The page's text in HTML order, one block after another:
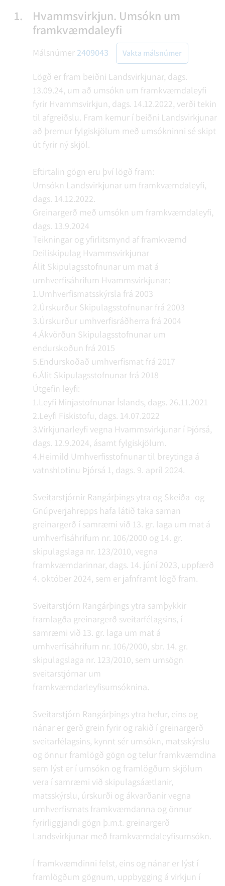
1.
Hvammsvirkjun. Umsókn um
framkvæmdaleyfi
Málsnúmer 2409043 Vakta málsnúmer
Lögð er fram beiðni Landsvirkjunar, dags.
13.09.24, um að umsókn um framkvæmdaleyfi
fyrir Hvammsvirkjun, dags. 14.12.2022, verði tekin
til afgreiðslu. Fram kemur í beiðni Landsvirkjunar
að þremur fylgiskjölum með umsókninni sé skipt
út fyrir ný skjöl.
Eftirtalin gögn eru því lögð fram:
Umsókn Landsvirkjunar um framkvæmdaleyfi,
dags. 14.12.2022.
Greinargerð með umsókn um framkvæmdaleyfi,
dags. 13.9.2024
Teikningar og yfirlitsmynd af framkvæmd
Deiliskipulag Hvammsvirkjunar
Álit Skipulagsstofnunar um mat á
umhverfisáhrifum Hvammsvirkjunar:
1.Umhverfismatsskýrsla frá 2003
2.Úrskurður Skipulagsstofnunar frá 2003
3.Úrskurður umhverfisráðherra frá 2004
4.Ákvörðun Skipulagsstofnunar um
endurskoðun frá 2015
5.Endurskoðað umhverfismat frá 2017
6.Álit Skipulagsstofnunar frá 2018
Útgefin leyfi:
1.Leyfi Minjastofnunar Íslands, dags. 26.11.2021
2.Leyfi Fiskistofu, dags. 14.07.2022
3.Virkjunarleyfi vegna Hvammsvirkjunar í Þjórsá,
dags. 12.9.2024, ásamt fylgiskjölum.
4.Heimild Umhverfisstofnunar til breytinga á
vatnshlotinu Þjórsá 1, dags. 9. apríl 2024.
Sveitarstjórnir Rangárþings ytra og Skeiða- og
Gnúpverjahrepps hafa látið taka saman
greinargerð í samræmi við 13. gr. laga um mat á
umhverfisáhrifum nr. 106/2000 og 14. gr.
skipulagslaga nr. 123/2010, vegna
framkvæmdarinnar, dags. 14. júní 2023, uppfærð
4. október 2024, sem er jafnframt lögð fram.
Sveitarstjórn Rangárþings ytra samþykkir
framlagða greinargerð sveitarfélagsins, í
samræmi við 13. gr. laga um mat á
umhverfisáhrifum nr. 106/2000, sbr. 14. gr.
skipulagslaga nr. 123/2010, sem umsögn
sveitarstjórnar um
framkvæmdarleyfisumsóknina.
Sveitarstjórn Rangárþings ytra hefur, eins og
nánar er gerð grein fyrir og rakið í greinargerð
sveitarfélagsins, kynnt sér umsókn, matsskýrslu
og önnur framlögð gögn og telur framkvæmdina
sem lýst er í umsókn og framlögðum skjölum
vera í samræmi við skipulagsáætlanir,
matsskýrslu, úrskurði og ákvarðanir vegna
umhverfismats framkvæmdanna og önnur
fyrirliggjandi gögn þ.m.t. greinargerð
Landsvirkjunar með framkvæmdaleyfisumsókn.
Í framkvæmdinni felst, eins og nánar er lýst í
framlögðum gögnum, uppbygging á virkjun í